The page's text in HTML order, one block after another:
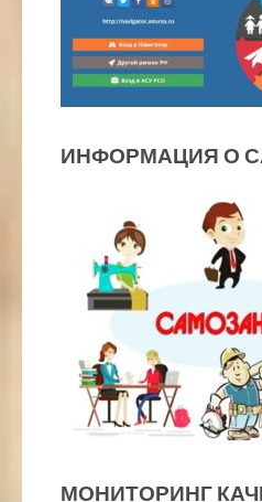
ИНФОРМАЦИЯ О
МОНИТОРИНГ